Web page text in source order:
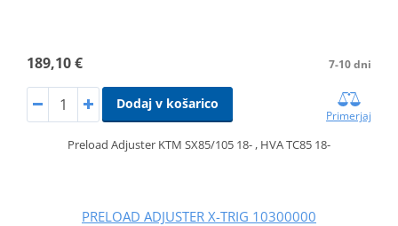
189,10 € 7-10 dni
Dodaj v košarico
Primerjaj
Preload Adjuster KTM SX85/105 18- , HVA TC85 18-
PRELOAD ADJUSTER X-TRIG 10300000